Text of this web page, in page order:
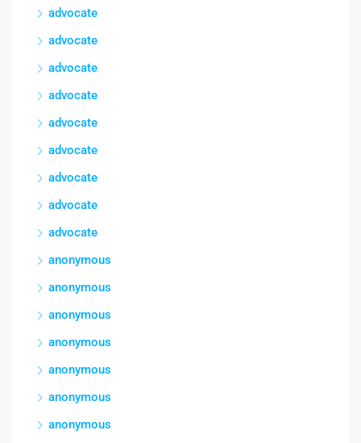
advocate
advocate
advocate
advocate
advocate
advocate
advocate
advocate
advocate
anonymous
anonymous
anonymous
anonymous
anonymous
anonymous
anonymous